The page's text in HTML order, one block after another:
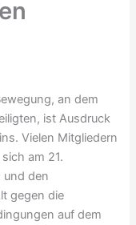
an dem
ist Ausdruck
Vielen Mitgliedern
am 21.
und den
gegen die
auf dem